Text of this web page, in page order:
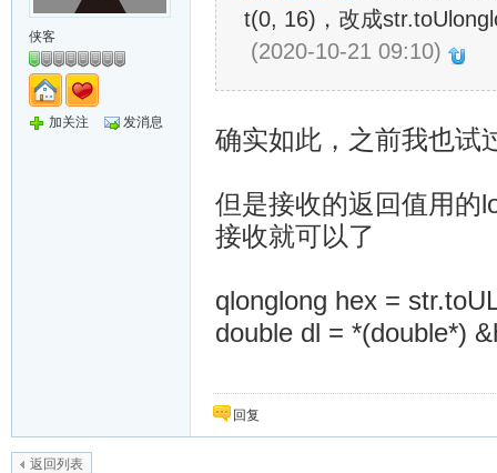
侠客
加关注 发消息
t(0, 16)，改成
(2020-10-21 09:10)
确实如此，之前我也
但是接收的返回值用的
接收就可以了
qlonglong hex =
double dl = *(double*)
回复
返回列表